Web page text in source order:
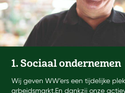
1. Sociaal ondernemen
Wij geven WW’ers een tijdelijke
arbeidsmarkt.En dankzij onze